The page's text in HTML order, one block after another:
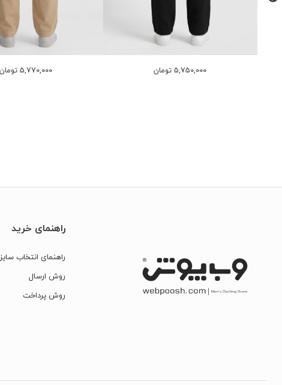
5,770,000 تومان 5,750,000 تومان
راهنمای خرید
راهنمای انتخاب سایز
روش ارسال
روش پرداخت